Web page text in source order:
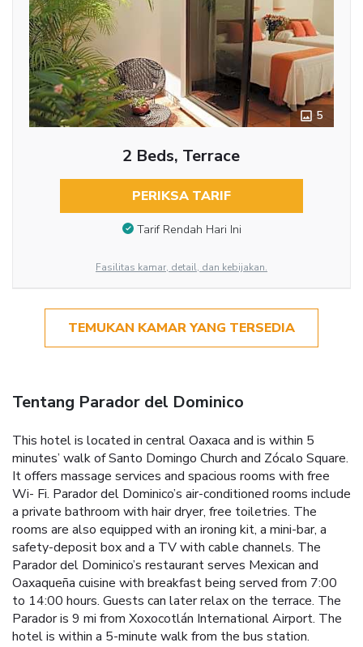
5
2 Beds, Terrace
PERIKSA TARIF
Tarif Rendah Hari Ini
Fasilitas kamar, detail, dan kebijakan.
TEMUKAN KAMAR YANG TERSEDIA
Tentang Parador del Dominico
This hotel is located in central Oaxaca and is within 5
minutes’ walk of Santo Domingo Church and Zócalo Square.
It offers massage services and spacious rooms with free
Wi- Fi. Parador del Dominico’s air-conditioned rooms include
a private bathroom with hair dryer, free toiletries. The
rooms are also equipped with an ironing kit, a mini-bar, a
safety-deposit box and a TV with cable channels. The
Parador del Dominico’s restaurant serves Mexican and
Oaxaqueña cuisine with breakfast being served from 7:00
to 14:00 hours. Guests can later relax on the terrace. The
Parador is 9 mi from Xoxocotlán International Airport. The
hotel is within a 5-minute walk from the bus station.